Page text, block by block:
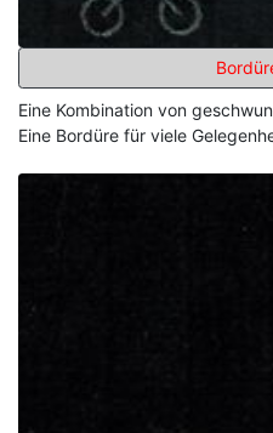
Eine Kombination von
Eine Bordüre für viele